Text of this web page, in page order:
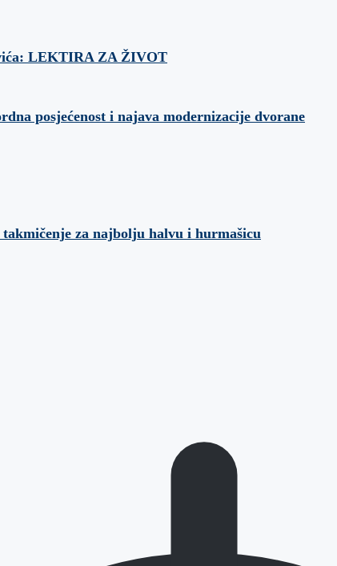
LEKTIRA ZA ŽIVOT
posjećenost i najava modernizacije dvorane
za najbolju halvu i hurmašicu